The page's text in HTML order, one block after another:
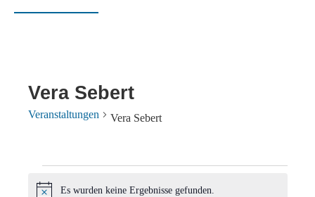
Vera Sebert
Veranstaltungen Vera Sebert
Veranstaltungen
Es wurden keine Ergebnisse gefunden.